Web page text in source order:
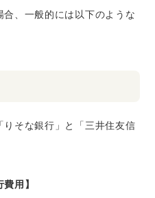
、一般的には以下のような
そな銀行」と「三井住友信
用】